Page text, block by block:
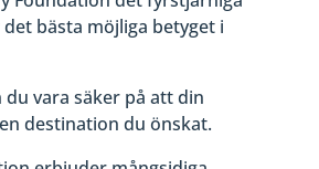
bästa möjliga betyget i
du vara säker på att din
destination du önskat.